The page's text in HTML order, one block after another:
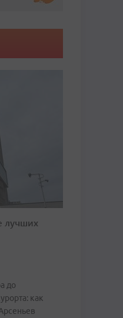
лучших
до
как